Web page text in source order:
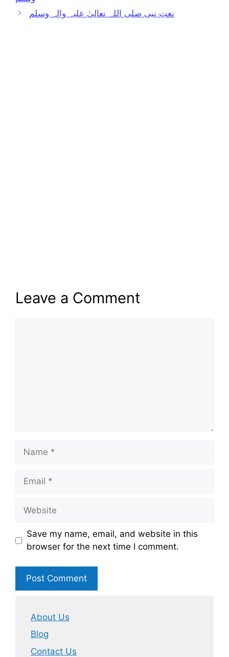
نعتِ نبی صلی اللہ تعالیٰ علیہ والہ وسلم
Leave a Comment
Name
Email
Website
Save my name, email, and website in this
browser for the next time I comment.
About Us
Blog
Contact Us